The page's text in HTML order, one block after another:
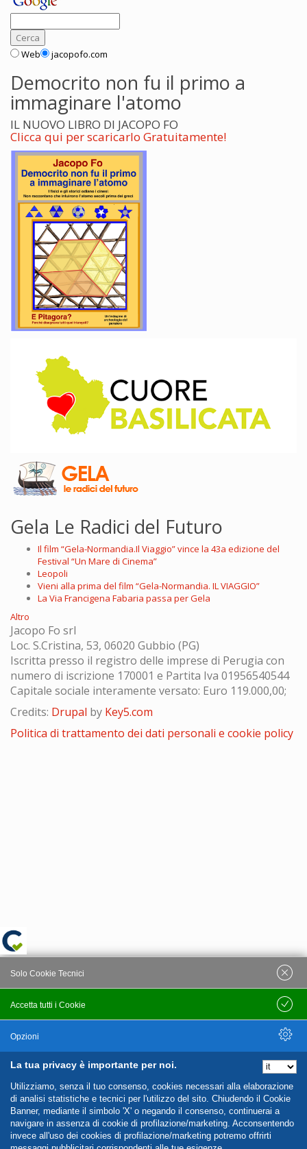
Web jacopofo.com
Democrito non fu il primo a
immaginare l'atomo
IL NUOVO LIBRO DI JACOPO FO
Clicca qui per scaricarlo Gratuitamente!
Gela Le Radici del Futuro
Il film “Gela-Normandia.Il Viaggio” vince la 43a edizione del
Festival “Un Mare di Cinema”
Leopoli
Vieni alla prima del film “Gela-Normandia. IL VIAGGIO”
La Via Francigena Fabaria passa per Gela
Altro
Jacopo Fo srl
Loc. S.Cristina, 53, 06020 Gubbio (PG)
Iscritta presso il registro delle imprese di Perugia con
numero di iscrizione 170001 e Partita Iva 01956540544
Capitale sociale interamente versato: Euro 119.000,00;
Credits: Drupal by Key5.com
Politica di trattamento dei dati personali e cookie policy
La tua privacy è importante per noi.
Utilizziamo, senza il tuo consenso, cookies necessari alla elaborazione
di analisi statistiche e tecnici per l'utilizzo del sito. Chiudendo il Cookie
Banner, mediante il simbolo 'X' o negando il consenso, continuerai a
navigare in assenza di cookie di profilazione/marketing. Acconsentendo
invece all'uso dei cookies di profilazione/marketing potremo offrirti
Accetta tutti i Cookie
Solo Cookie Tecnici
Salva
Opzioni
Nascondi Opzioni